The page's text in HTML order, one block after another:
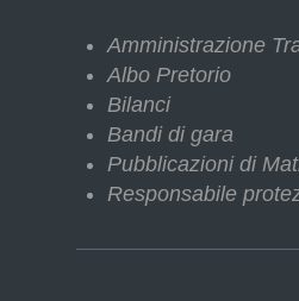
Amministrazione
Albo Pretorio
Bilanci
Bandi di gara
Pubblicazioni di
Responsabile